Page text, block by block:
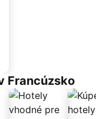
Francúzsko